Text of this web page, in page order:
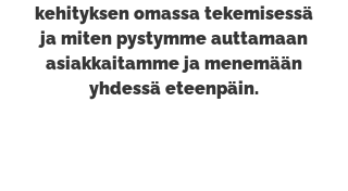
kehityksen omassa tekemisessä
ja miten pystymme auttamaan
asiakkaitamme ja menemään
yhdessä eteenpäin​​.